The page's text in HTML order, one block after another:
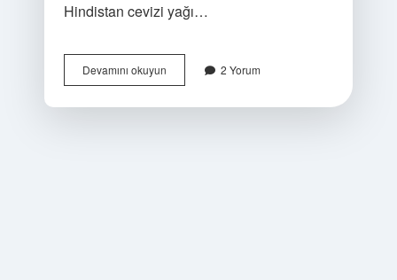
Hindistan cevizi yağı…
Devamını okuyunBoyadan
Kuruyan
2 Yorum